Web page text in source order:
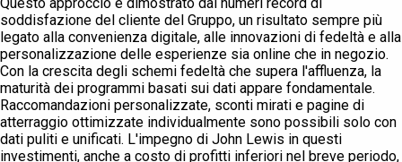
soddisfazione del cliente del Gruppo, un risultato sempre più
legato alla convenienza digitale, alle innovazioni di fedeltà e alla
personalizzazione delle esperienze sia online che in negozio.
Con la crescita degli schemi fedeltà che supera l'affluenza, la
maturità dei programmi basati sui dati appare fondamentale.
Raccomandazioni personalizzate, sconti mirati e pagine di
atterraggio ottimizzate individualmente sono possibili solo con
dati puliti e unificati. L'impegno di John Lewis in questi
investimenti, anche a costo di profitti inferiori nel breve periodo,